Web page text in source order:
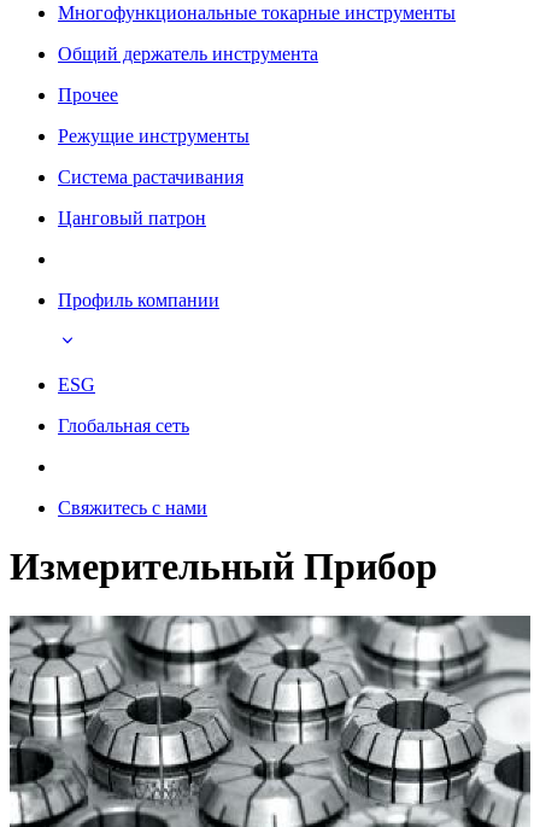
Многофункциональные токарные инструменты
Общий держатель инструмента
Прочее
Режущие инструменты
Система растачивания
Цанговый патрон
Профиль компании
ESG
Глобальная сеть
Свяжитесь с нами
Измерительный Прибор